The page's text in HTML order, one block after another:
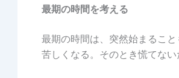
最期の時間を考える
最期の時間は、突然始まるこ
苦しくなる。そのとき慌てな